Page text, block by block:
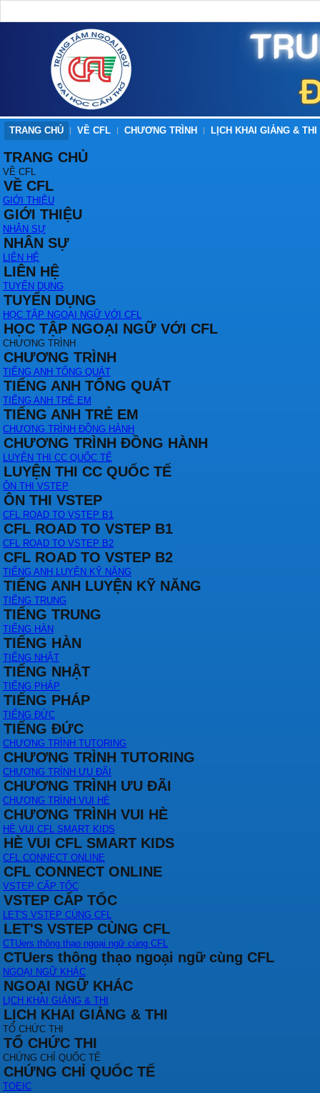
TRANG CHỦ VỀ CFL CHƯƠNG TRÌNH LỊCH KHAI GIẢNG & THI
TRANG CHỦ
VỀ CFL
VỀ CFL
GIỚI THIỆU
GIỚI THIỆU
NHÂN SỰ
NHÂN SỰ
LIÊN HỆ
LIÊN HỆ
TUYỂN DỤNG
TUYỂN DỤNG
HỌC TẬP NGOẠI NGỮ VỚI CFL
HỌC TẬP NGOẠI NGỮ VỚI CFL
CHƯƠNG TRÌNH
CHƯƠNG TRÌNH
TIẾNG ANH TỔNG QUÁT
TIẾNG ANH TỔNG QUÁT
TIẾNG ANH TRẺ EM
TIẾNG ANH TRẺ EM
CHƯƠNG TRÌNH ĐỒNG HÀNH
CHƯƠNG TRÌNH ĐỒNG HÀNH
LUYỆN THI CC QUỐC TẾ
LUYỆN THI CC QUỐC TẾ
ÔN THI VSTEP
ÔN THI VSTEP
CFL ROAD TO VSTEP B1
CFL ROAD TO VSTEP B1
CFL ROAD TO VSTEP B2
CFL ROAD TO VSTEP B2
TIẾNG ANH LUYỆN KỸ NĂNG
TIẾNG ANH LUYỆN KỸ NĂNG
TIẾNG TRUNG
TIẾNG TRUNG
TIẾNG HÀN
TIẾNG HÀN
TIẾNG NHẬT
TIẾNG NHẬT
TIẾNG PHÁP
TIẾNG PHÁP
TIẾNG ĐỨC
TIẾNG ĐỨC
CHƯƠNG TRÌNH TUTORING
CHƯƠNG TRÌNH TUTORING
CHƯƠNG TRÌNH ƯU ĐÃI
CHƯƠNG TRÌNH ƯU ĐÃI
CHƯƠNG TRÌNH VUI HÈ
CHƯƠNG TRÌNH VUI HÈ
HÈ VUI CFL SMART KIDS
HÈ VUI CFL SMART KIDS
CFL CONNECT ONLINE
CFL CONNECT ONLINE
VSTEP CẤP TỐC
VSTEP CẤP TỐC
LET'S VSTEP CÙNG CFL
LET'S VSTEP CÙNG CFL
CTUers thông thạo ngoại ngữ cùng CFL
CTUers thông thạo ngoại ngữ cùng CFL
NGOẠI NGỮ KHÁC
NGOẠI NGỮ KHÁC
LỊCH KHAI GIẢNG & THI
LỊCH KHAI GIẢNG & THI
TỔ CHỨC THI
TỔ CHỨC THI
CHỨNG CHỈ QUỐC TẾ
CHỨNG CHỈ QUỐC TẾ
TOEIC